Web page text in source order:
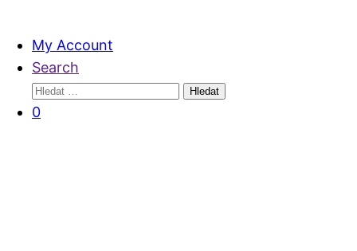
My Account
Search
Vyhledávání
0